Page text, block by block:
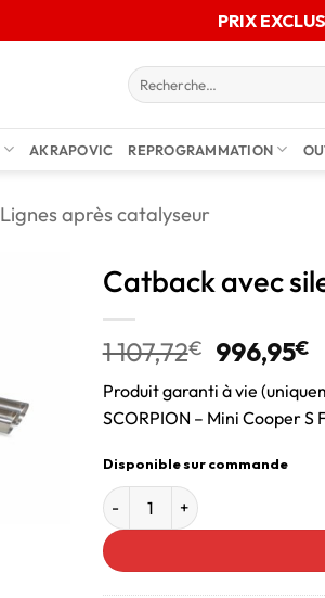
PRIX
AKRAPOVIC REPROGRAMMATION
Lignes après catalyseur
Catback avec
1 107,72€ 996,95€
Produit garanti à vie
SCORPION – Mini Cooper
Disponible sur commande